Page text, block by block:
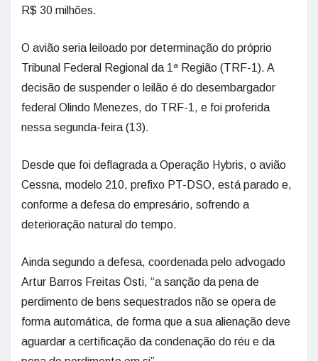
R$ 30 milhões.
O avião seria leiloado por determinação do próprio
Tribunal Federal Regional da 1ª Região (TRF-1). A
decisão de suspender o leilão é do desembargador
federal Olindo Menezes, do TRF-1, e foi proferida
nessa segunda-feira (13).
Desde que foi deflagrada a Operação Hybris, o avião
Cessna, modelo 210, prefixo PT-DSO, está parado e,
conforme a defesa do empresário, sofrendo a
deterioração natural do tempo.
Ainda segundo a defesa, coordenada pelo advogado
Artur Barros Freitas Osti, “a sanção da pena de
perdimento de bens sequestrados não se opera de
forma automática, de forma que a sua alienação deve
aguardar a certificação da condenação do réu e da